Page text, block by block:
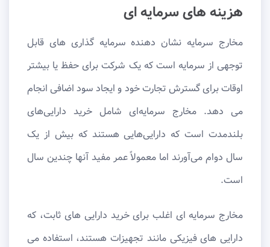
هزینه های سرمایه ای
مخارج سرمایه نشان دهنده سرمایه گذاری های قابل
توجهی از سرمایه است که یک شرکت برای حفظ یا بیشتر
اوقات برای گسترش تجارت خود و ایجاد سود اضافی انجام
می دهد. مخارج سرمایه‌ای شامل خرید دارایی‌های
بلندمدت است که دارایی‌هایی هستند که بیش از یک
سال دوام می‌آورند اما معمولاً عمر مفید آنها چندین سال
است.
مخارج سرمایه ای اغلب برای خرید دارایی های ثابت، که
دارایی های فیزیکی مانند تجهیزات هستند، استفاده می